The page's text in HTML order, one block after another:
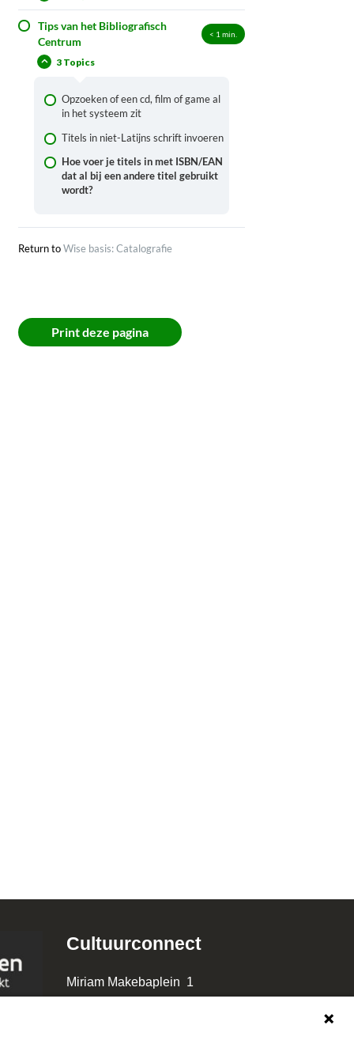
Een vertelkoffer of andere ‘kit’
aanmaken
Hoe maak ik een e-reader met
Twee keer hetzelfde resultaat in de
Waarom zie ik een andere cover in
Wise dan in de publiekscatalogus?
voor hetzelfde materiaal, wat moet
Hoe moet ik publicaties met
aanvullingen (= losbladige werken)
Tips van het Bibliografisch
Centrum
< 1 min.
3 Topics
Opzoeken of een cd, film of game al
in het systeem zit
Titels in niet-Latijns schrift invoeren
Hoe voer je titels in met ISBN/EAN
dat al bij een andere titel gebruikt
wordt?
Return toWise basis: Catalografie
Print deze pagina
Cultuurconnect
Miriam Makebaplein 1